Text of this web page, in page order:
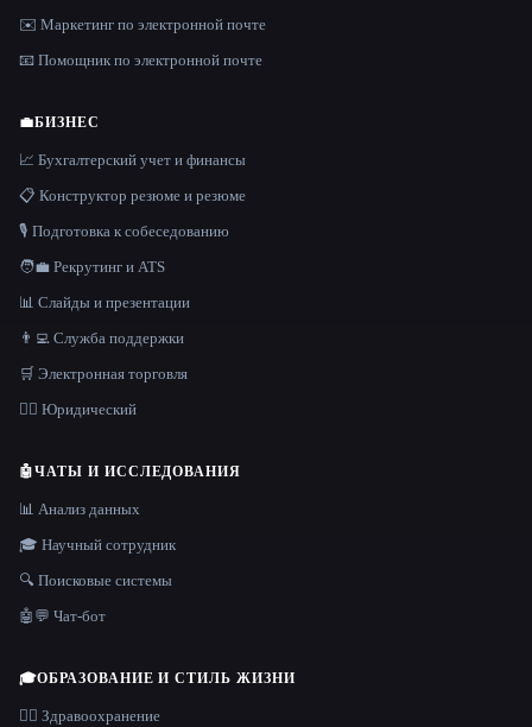
✉️ Маркетинг по электронной почте
📧 Помощник по электронной почте
💼БИЗНЕС
📈 Бухгалтерский учет и финансы
📋 Конструктор резюме и резюме
🎙️ Подготовка к собеседованию
🧑‍💼 Рекрутинг и ATS
📊 Слайды и презентации
👨‍💻 Служба поддержки
🛒 Электронная торговля
👩‍⚖️ Юридический
🤖ЧАТЫ И ИССЛЕДОВАНИЯ
📊 Анализ данных
🎓 Научный сотрудник
🔍 Поисковые системы
🤖💬 Чат-бот
🎓ОБРАЗОВАНИЕ И СТИЛЬ ЖИЗНИ
👩‍⚕️ Здравоохранение